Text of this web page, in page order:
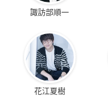
諏訪部順一
花江夏樹